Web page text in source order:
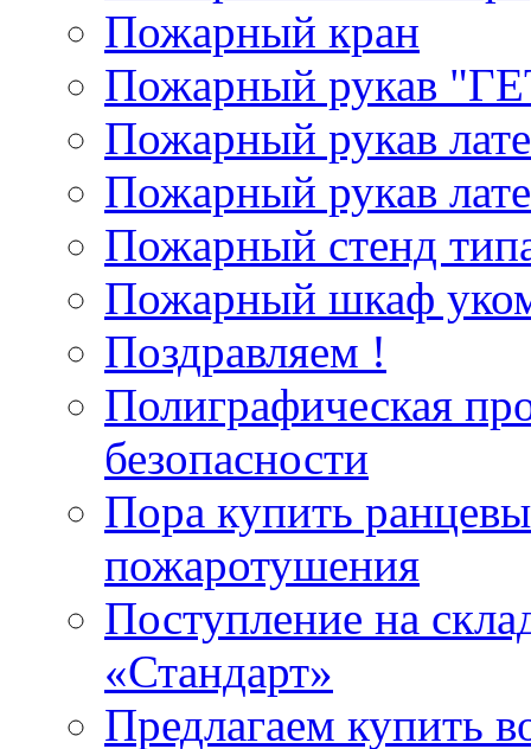
Пожарный кран
Пожарный рукав
Пожарный рукав
Пожарный рукав
Пожарный стенд
Пожарный шкаф
Поздравляем !
Полиграфическая
безопасности
Пора купить
пожаротушения
Поступление на
«Стандарт»
Предлагаем купить